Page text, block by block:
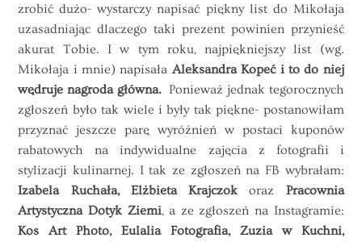
zrobić dużo- wystarczy napisać piękny list do Mikołaja
uzasadniając dlaczego taki prezent powinien przynieść
akurat Tobie. I w tym roku, najpiękniejszy list (wg.
Mikołaja i mnie) napisała Aleksandra Kopeć i to do niej
wędruje nagroda główna. Ponieważ jednak tegorocznych
zgłoszeń było tak wiele i były tak piękne- postanowiłam
przyznać jeszcze parę wyróżnień w postaci kuponów
rabatowych na indywidualne zajęcia z fotografii i
stylizacji kulinarnej. I tak ze zgłoszeń na FB wybrałam:
Izabela Ruchała, Elżbieta Krajczokoraz Pracownia
Artystyczna Dotyk Ziemi, a ze zgłoszeń na Instagramie:
Kos Art Photo, Eulalia Fotografia, Zuzia w Kuchni,